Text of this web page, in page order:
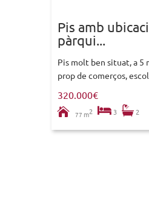
Pis amb
pàrqui...
Pis molt ben situat, a 5
prop de comerços,
320.000€
77 m2 3 2